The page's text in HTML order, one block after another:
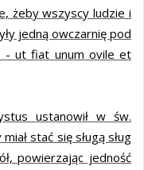
żeby wszyscy ludzie i
jedną owczarnię pod
- ut fiat unum ovile et
ustanowił w św.
stać się sługą sług
powierzając jedność